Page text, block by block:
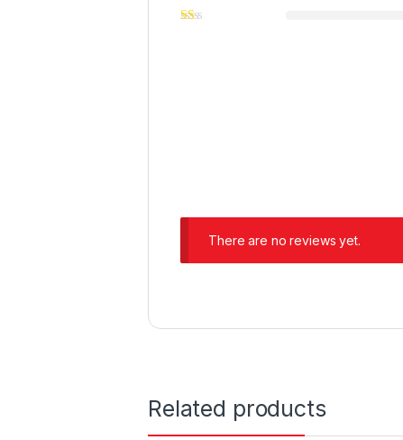
There are no reviews yet.
Related products